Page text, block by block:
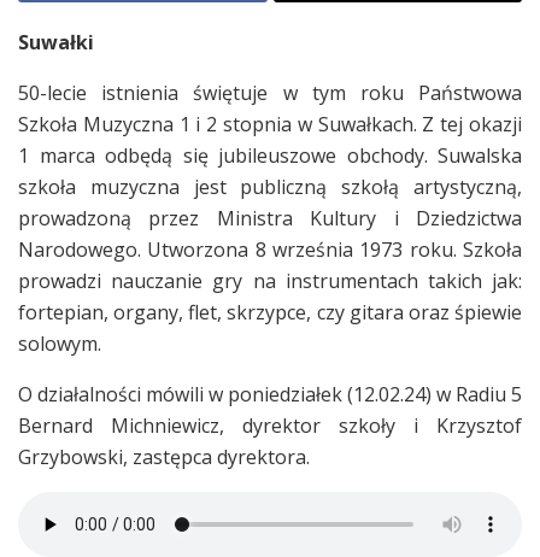
Suwałki
50-lecie istnienia świętuje w tym roku Państwowa
Szkoła Muzyczna 1 i 2 stopnia w Suwałkach. Z tej okazji
1 marca odbędą się jubileuszowe obchody. Suwalska
szkoła muzyczna jest publiczną szkołą artystyczną,
prowadzoną przez Ministra Kultury i Dziedzictwa
Narodowego. Utworzona 8 września 1973 roku. Szkoła
prowadzi nauczanie gry na instrumentach takich jak:
fortepian, organy, flet, skrzypce, czy gitara oraz śpiewie
solowym.
O działalności mówili w poniedziałek (12.02.24) w Radiu 5
Bernard Michniewicz, dyrektor szkoły i Krzysztof
Grzybowski, zastępca dyrektora.